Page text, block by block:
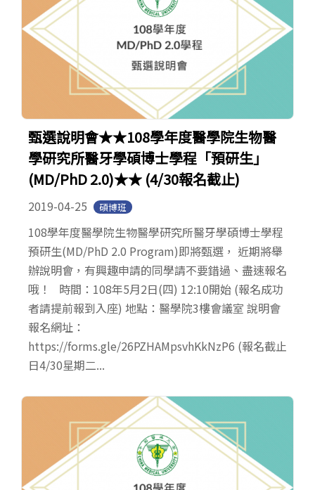
甄選說明會★★108學年度醫學院生物醫
學研究所醫牙學碩博士學程「預研生」
(MD/PhD 2.0)★★ (4/30報名截止)
2019-04-25 碩博班
108學年度醫學院生物醫學研究所醫牙學碩博士學程
預研生(MD/PhD 2.0 Program)即將甄選， 近期將舉
辦說明會，有興趣申請的同學請不要錯過、盡速報名
哦！ 時間：108年5月2日(四) 12:10開始 (報名成功
者請提前報到入座) 地點：醫學院3樓會議室 說明會
報名網址：
https://forms.gle/26PZHAMpsvhKkNzP6 (報名截止
日4/30星期二...